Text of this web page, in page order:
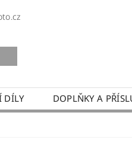
DÍLY
DOPLŇKY A